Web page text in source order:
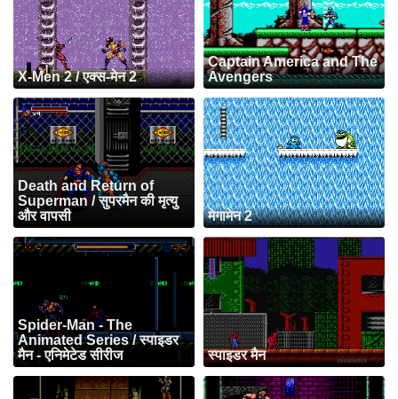
X-Men 2 / एक्स-मेन 2
Captain America and The
Avengers
Death and Return of
Superman / सुपरमैन की मृत्यु
और वापसी
मेगामेन 2
Spider-Man - The
Animated Series / स्पाइडर
मैन - एनिमेटेड सीरीज
स्पाइडर मैन